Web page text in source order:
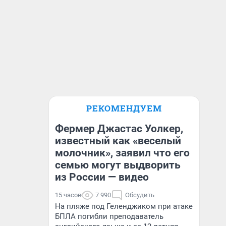
РЕКОМЕНДУЕМ
Фермер Джастас Уолкер,
известный как «веселый
молочник», заявил что его
семью могут выдворить
из России — видео
15 часов 7 990 Обсудить
На пляже под Геленджиком при атаке
БПЛА погибли преподаватель